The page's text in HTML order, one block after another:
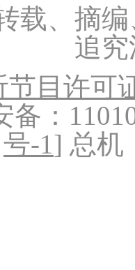
载、摘
追
目许可
备：
号-1] 总机